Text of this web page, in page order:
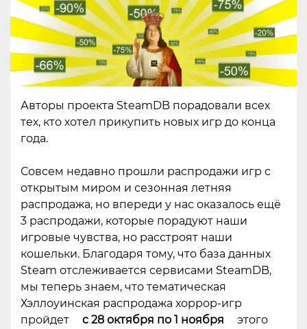
Авторы проекта SteamDB порадовали всех
тех, кто хотел прикупить новых игр до конца
года.
Совсем недавно прошли распродажи игр с
открытым миром и сезонная летняя
распродажа, но впереди у нас оказалось ещё
3 распродажи, которые порадуют наши
игровые чувства, но расстроят наши
кошельки. Благодаря тому, что база данных
Steam отслеживается сервисами SteamDB,
мы теперь знаем, что тематическая
Хэллоуинская распродажа хоррор-игр
пройдет
с 28 октября по 1 ноября
этого